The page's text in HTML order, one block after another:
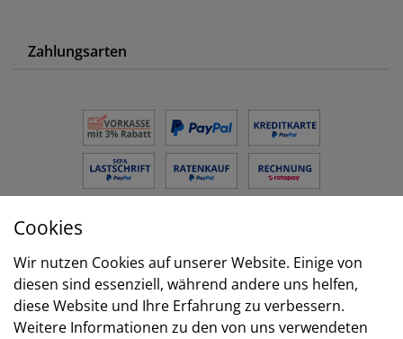
Zahlungsarten
Versand
Cookies
Wir nutzen Cookies auf unserer Website. Einige von
diesen sind essenziell, während andere uns helfen,
diese Website und Ihre Erfahrung zu verbessern.
Weitere Informationen zu den von uns verwendeten